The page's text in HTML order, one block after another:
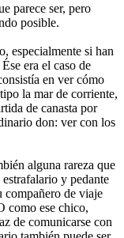
parece ser, pero
posible.
especialmente si han
era el caso de
en ver cómo
la mar de corriente,
de canasta por
don: ver con los
alguna rareza que
y pedante
compañero de viaje
como ese chico,
de comunicarse con